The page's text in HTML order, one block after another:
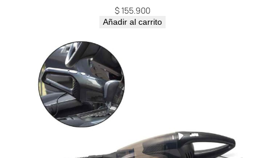
$155.900
Añadir al carrito